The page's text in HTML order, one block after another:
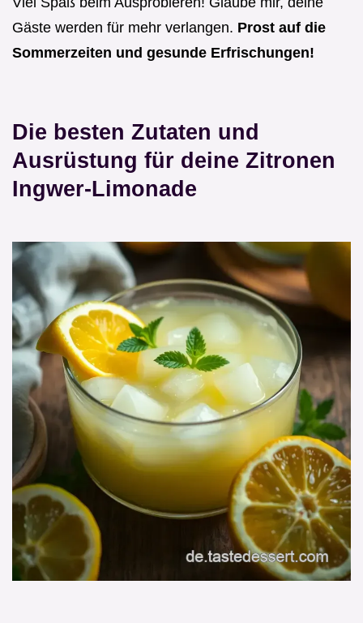
Gäste werden für mehr verlangen. Prost auf die
Sommerzeiten und gesunde Erfrischungen!
Die besten Zutaten und
Ausrüstung für deine Zitronen
Ingwer-Limonade